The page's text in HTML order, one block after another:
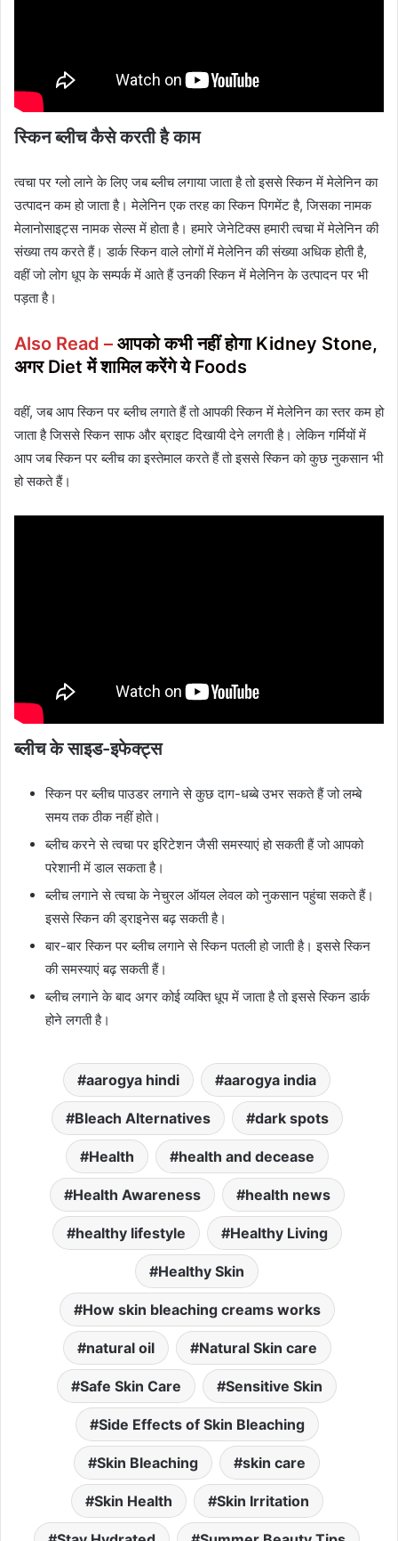
स्‍किन ब्‍लीच कैसे करती है काम
त्वचा पर ग्लो लाने के लिए जब ब्लीच लगाया जाता है तो इससे स्किन में मेलेनिन का
उत्पादन कम हो जाता है। मेलेनिन एक तरह का स्किन पिगमेंट है, जिसका नामक
मेलानोसाइट्स नामक सेल्स में होता है। हमारे जेनेटिक्स हमारी त्वचा में मेलेनिन की
संख्या तय करते हैं। डार्क स्किन वाले लोगों में मेलेनिन की संख्या अधिक होती है,
वहीं जो लोग धूप के सम्पर्क में आते हैं उनकी स्किन में मेलेनिन के उत्पादन पर भी
पड़ता है।
Also Read – आपको कभी नहीं होगा Kidney Stone,
अगर Diet में शामिल करेंगे ये Foods
वहीं, जब आप स्किन पर ब्लीच लगाते हैं तो आपकी स्किन में मेलेनिन का स्तर कम हो
जाता है जिससे स्किन साफ और ब्राइट दिखायी देने लगती है। लेकिन गर्मियों में
आप जब स्किन पर ब्लीच का इस्तेमाल करते हैं तो इससे स्किन को कुछ नुकसान भी
हो सकते हैं।
ब्लीच के साइड-इफेक्ट्स
स्किन पर ब्लीच पाउडर लगाने से कुछ दाग-धब्बे उभर सकते हैं जो लम्बे
समय तक ठीक नहीं होते।
ब्लीच करने से त्वचा पर इरिटेशन जैसी समस्याएं हो सकती हैं जो आपको
परेशानी में डाल सकता है।
ब्लीच लगाने से त्वचा के नेचुरल ऑयल लेवल को नुकसान पहुंचा सकते हैं।
इससे स्किन की ड्राइनेस बढ़ सकती है।
बार-बार स्किन पर ब्लीच लगाने से स्किन पतली हो जाती है। इससे स्किन
की समस्याएं बढ़ सकती हैं।
ब्लीच लगाने के बाद अगर कोई व्यक्ति धूप में जाता है तो इससे स्किन डार्क
होने लगती है।
aarogya hindi aarogya india
Bleach Alternatives dark spots
Health health and decease
Health Awareness health news
healthy lifestyle Healthy Living
Healthy Skin
How skin bleaching creams works
natural oil Natural Skin care
Safe Skin Care Sensitive Skin
Side Effects of Skin Bleaching
Skin Bleaching skin care
Skin Health Skin Irritation